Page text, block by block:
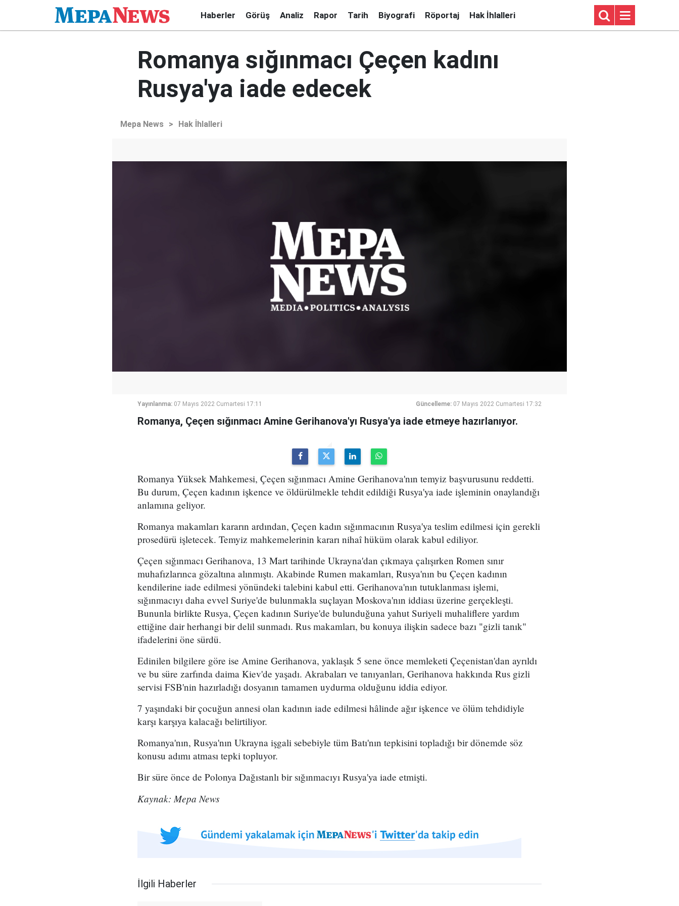
Haberler Görüş Analiz Rapor Tarih Biyografi Röportaj Hak İhlalleri
Romanya sığınmacı Çeçen kadını
Rusya'ya iade edecek
Mepa News > Hak İhlalleri
Yayınlanma: 07 Mayıs 2022 Cumartesi 17:11 Güncelleme: 07 Mayıs 2022 Cumartesi 17:32
Romanya, Çeçen sığınmacı Amine Gerihanova'yı Rusya'ya iade etmeye hazırlanıyor.
Romanya Yüksek Mahkemesi, Çeçen sığınmacı Amine Gerihanova'nın temyiz başvurusunu reddetti.
Bu durum, Çeçen kadının işkence ve öldürülmekle tehdit edildiği Rusya'ya iade işleminin onaylandığı
anlamına geliyor.
Romanya makamları kararın ardından, Çeçen kadın sığınmacının Rusya'ya teslim edilmesi için gerekli
prosedürü işletecek. Temyiz mahkemelerinin kararı nihaî hüküm olarak kabul ediliyor.
Çeçen sığınmacı Gerihanova, 13 Mart tarihinde Ukrayna'dan çıkmaya çalışırken Romen sınır
muhafızlarınca gözaltına alınmıştı. Akabinde Rumen makamları, Rusya'nın bu Çeçen kadının
kendilerine iade edilmesi yönündeki talebini kabul etti. Gerihanova'nın tutuklanması işlemi,
sığınmacıyı daha evvel Suriye'de bulunmakla suçlayan Moskova'nın iddiası üzerine gerçekleşti.
Bununla birlikte Rusya, Çeçen kadının Suriye'de bulunduğuna yahut Suriyeli muhaliflere yardım
ettiğine dair herhangi bir delil sunmadı. Rus makamları, bu konuya ilişkin sadece bazı "gizli tanık"
ifadelerini öne sürdü.
Edinilen bilgilere göre ise Amine Gerihanova, yaklaşık 5 sene önce memleketi Çeçenistan'dan ayrıldı
ve bu süre zarfında daima Kiev'de yaşadı. Akrabaları ve tanıyanları, Gerihanova hakkında Rus gizli
servisi FSB'nin hazırladığı dosyanın tamamen uydurma olduğunu iddia ediyor.
7 yaşındaki bir çocuğun annesi olan kadının iade edilmesi hâlinde ağır işkence ve ölüm tehdidiyle
karşı karşıya kalacağı belirtiliyor.
Romanya'nın, Rusya'nın Ukrayna işgali sebebiyle tüm Batı'nın tepkisini topladığı bir dönemde söz
konusu adımı atması tepki topluyor.
Bir süre önce de Polonya Dağıstanlı bir sığınmacıyı Rusya'ya iade etmişti.
Kaynak: Mepa News
İlgili Haberler